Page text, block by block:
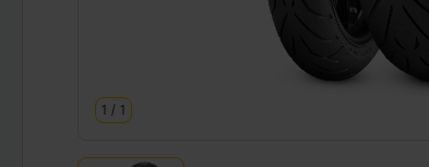
1 / 1